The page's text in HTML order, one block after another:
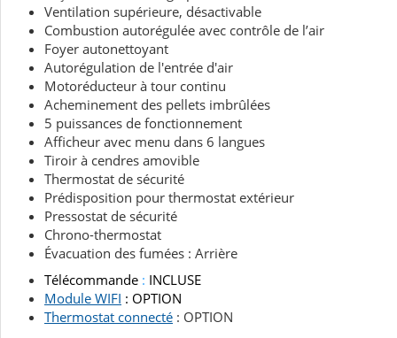
Ventilation supérieure, désactivable
Combustion autorégulée avec contrôle de l’air
Foyer autonettoyant
Autorégulation de l'entrée d'air
Motoréducteur à tour continu
Acheminement des pellets imbrûlées
5 puissances de fonctionnement
Afficheur avec menu dans 6 langues
Tiroir à cendres amovible
Thermostat de sécurité
Prédisposition pour thermostat extérieur
Pressostat de sécurité
Chrono-thermostat
Évacuation des fumées : Arrière
Télécommande : INCLUSE
Module WIFI : OPTION
Thermostat connecté : OPTION